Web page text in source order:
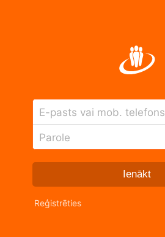
E-pasts vai mob. telefons
Parole
Ienākt
Reģistrēties